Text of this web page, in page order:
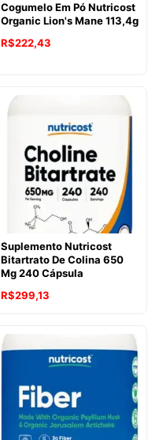
Cogumelo Em Pó Nutricost
Organic Lion's Mane 113,4g
R$222,43
Suplemento Nutricost
Bitartrato De Colina 650
Mg 240 Cápsula
R$299,13